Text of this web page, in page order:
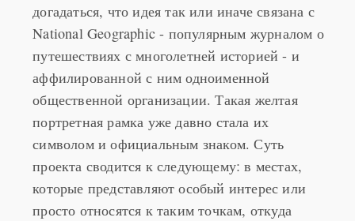
National Geographic - популярным журналом о
путешествиях с многолетней историей - и
аффилированной с ним одноименной
общественной организации. Такая желтая
портретная рамка уже давно стала их
символом и официальным знаком. Суть
проекта сводится к следующему: в местах,
которые представляют особый интерес или
просто относятся к таким точкам, откуда
открывается красивый вид, устанавливается